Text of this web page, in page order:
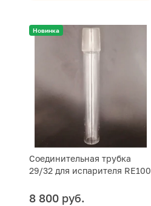
Новинка
Соединительная трубка
29/32 для испарителя RE100
8 800 руб.